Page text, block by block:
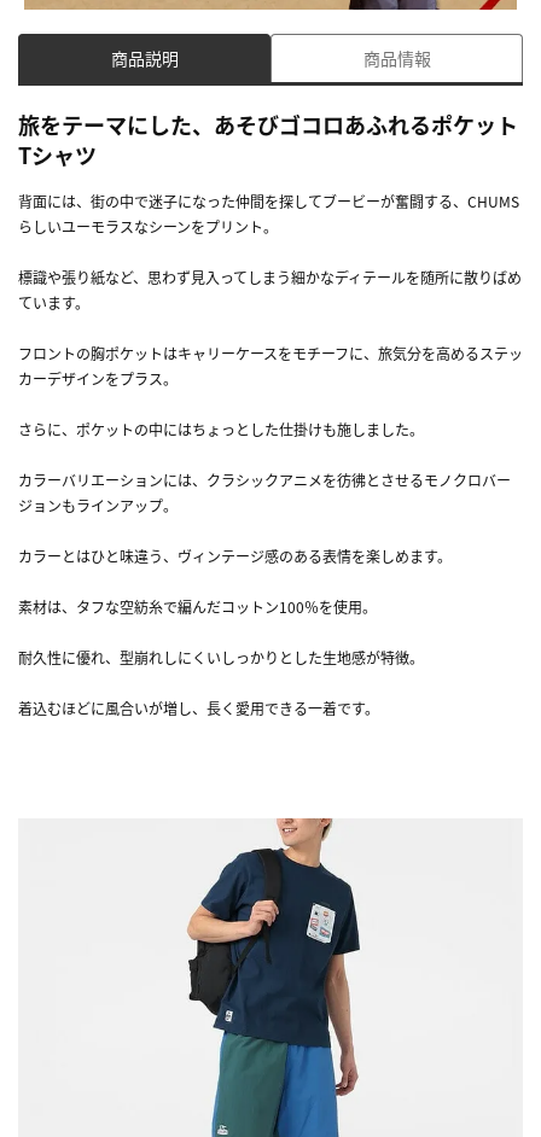
商品説明 商品情報
旅をテーマにした、あそびゴコロあふれるポケット
Tシャツ
背面には、街の中で迷子になった仲間を探してブービーが奮闘する、CHUMS
らしいユーモラスなシーンをプリント。
標識や張り紙など、思わず見入ってしまう細かなディテールを随所に散りばめ
ています。
フロントの胸ポケットはキャリーケースをモチーフに、旅気分を高めるステッ
カーデザインをプラス。
さらに、ポケットの中にはちょっとした仕掛けも施しました。
カラーバリエーションには、クラシックアニメを彷彿とさせるモノクロバー
ジョンもラインアップ。
カラーとはひと味違う、ヴィンテージ感のある表情を楽しめます。
素材は、タフな空紡糸で編んだコットン100％を使用。
耐久性に優れ、型崩れしにくいしっかりとした生地感が特徴。
着込むほどに風合いが増し、長く愛用できる一着です。